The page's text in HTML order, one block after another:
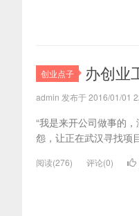
创业点子 办创业
admin 发布于 2016/01/01
“我是来开公司做事的
怨，让正在武汉寻找项
阅读(276) 评论(0)